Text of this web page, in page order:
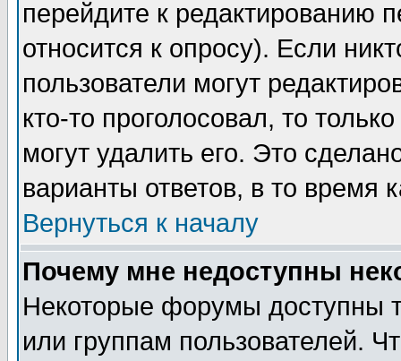
перейдите к редактированию
относится к опросу). Если
пользователи могут
кто-то проголосовал, то
могут удалить его. Это
варианты ответов, в то время
Вернуться к началу
Почему мне недоступны
Некоторые форумы доступны
или группам пользователей.